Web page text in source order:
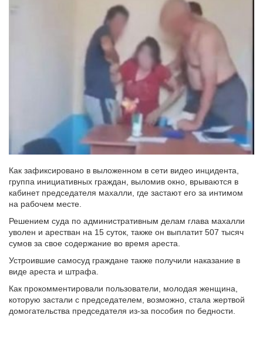
Как зафиксировано в выложенном в сети видео инцидента,
группа инициативных граждан, выломив окно, врываются в
кабинет председателя махалли, где застают его за интимом
на рабочем месте.
Решением суда по административным делам глава махалли
уволен и арестван на 15 суток, также он выплатит 507 тысяч
сумов за свое содержание во время ареста.
Устроившие самосуд граждане также получили наказание в
виде ареста и штрафа.
Как прокомментировали пользователи, молодая женщина,
которую застали с председателем, возможно, стала жертвой
домогательства председателя из-за пособия по бедности.